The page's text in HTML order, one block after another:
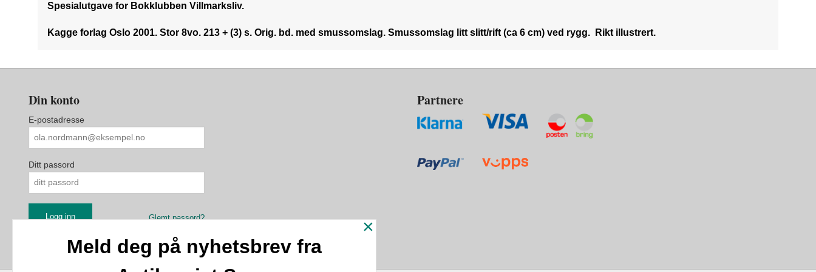
Spesialutgave for Bokklubben Villmarksliv.
Kagge forlag Oslo 2001. Stor 8vo. 213 + (3) s. Orig. bd. med smussomslag. Smussomslag litt slitt/rift (ca 6 cm) ved rygg. Rikt illustrert.
Din konto
E-postadresse
Ditt passord
Glemt passord?
Partnere
×
Meld deg på nyhetsbrev fra